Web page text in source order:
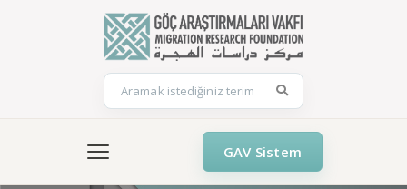
GAV Sistem